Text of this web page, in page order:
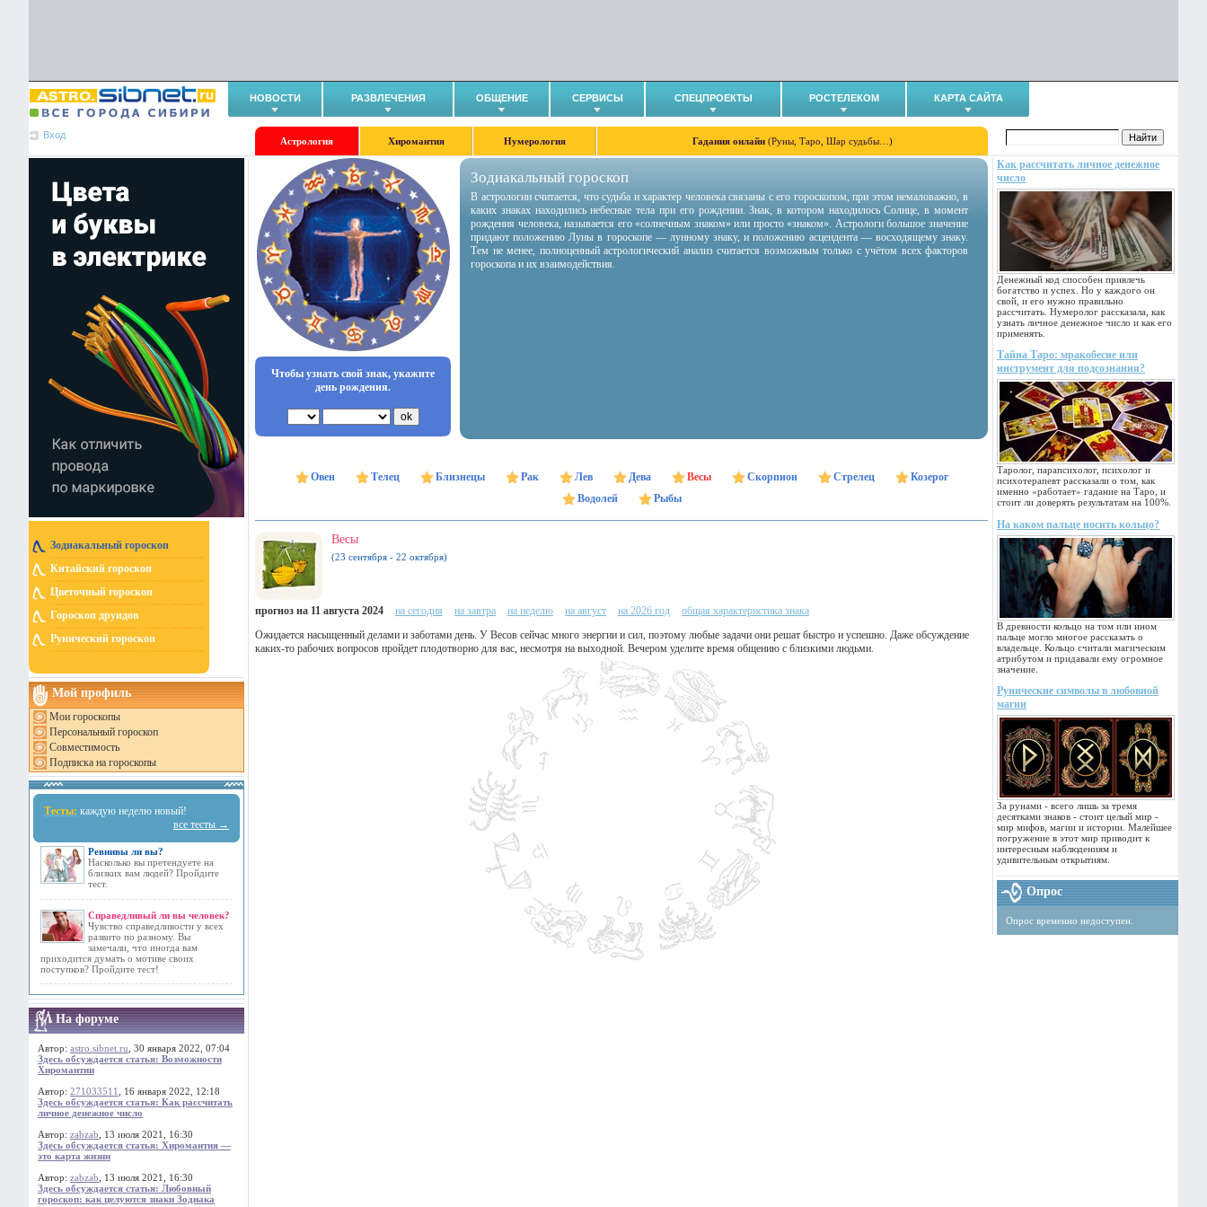
НОВОСТИ РАЗВЛЕЧЕНИЯ ОБЩЕНИЕ СЕРВИСЫ СПЕЦПРОЕКТЫ РОСТЕЛЕКОМ КАРТА САЙТА
Вход
Астрология Хиромантия Нумерология Гадания онлайн (Руны, Таро, Шар судьбы…)
Зодиакальный гороскоп
Китайский гороскоп
Цветочный гороскоп
Гороскоп друидов
Рунический гороскоп
Мой профиль
Мои гороскопы
Персональный гороскоп
Совместимость
Подписка на гороскопы
Тесты: каждую неделю новый!
все тесты →
Ревнивы ли вы?
Насколько вы претендуете на
близких вам людей? Пройдите
тест.
Справедливый ли вы человек?
Чувство справедливости у всех
развито по разному. Вы
замечали, что иногда вам
приходится думать о мотиве своих
поступков? Пройдите тест!
На форуме
Автор: astro.sibnet.ru , 30 января 2022, 07:04
Здесь обсуждается статья: Возможности
Хиромантии
Автор: 271033511
, 16 января 2022, 12:18
Здесь обсуждается статья: Как рассчитать
личное денежное число
Автор: zabzab , 13 июля 2021, 16:30
Здесь обсуждается статья: Хиромантия —
это карта жизни
Автор: zabzab , 13 июля 2021, 16:30
Здесь обсуждается статья: Любовный
гороскоп: как целуются знаки Зодиака
Как рассчитать личное денежное
число
Денежный код способен привлечь
богатство и успех. Но у каждого он
свой, и его нужно правильно
рассчитать. Нумеролог рассказала, как
узнать личное денежное число и как его
применять.
Тайна Таро: мракобесие или
инструмент для подсознания?
Таролог, парапсихолог, психолог и
психотерапевт рассказали о том, как
именно «работает» гадание на Таро, и
стоит ли доверять результатам на 100%.
На каком пальце носить кольцо?
В древности кольцо на том или ином
пальце могло многое рассказать о
владельце. Кольцо считали магическим
атрибутом и придавали ему огромное
значение.
Рунические символы в любовной
магии
За рунами - всего лишь за тремя
десятками знаков - стоит целый мир -
мир мифов, магии и истории. Малейшее
погружение в этот мир приводит к
интересным наблюдениям и
удивительным открытиям.
Опрос
Опрос временно недоступен.
Чтобы узнать свой знак, укажите
день рождения.
Зодиакальный гороскоп
В астрологии считается, что судьба и характер человека связаны с его гороскопом, при этом немаловажно, в
каких знаках находились небесные тела при его рождении. Знак, в котором находилось Солнце, в момент
рождения человека, называется его «солнечным знаком» или просто «знаком». Астрологи большое значение
придают положению Луны в гороскопе — лунному знаку, и положению асцендента — восходящему знаку.
Тем не менее, полноценный астрологический анализ считается возможным только с учётом всех факторов
гороскопа и их взаимодействия.
Овен Телец Близнецы Рак Лев Дева Весы Скорпион Стрелец
Козерог
Водолей
Рыбы
Весы
(23 сентября - 22 октября)
прогноз на 11 августа 2024 на сегодня на завтра на неделю на август на 2026 год
общая характеристика знака
Ожидается насыщенный делами и заботами день. У Весов сейчас много энергии и сил, поэтому любые задачи они решат быстро и успешно. Даже обсуждение
каких-то рабочих вопросов пройдет плодотворно для вас, несмотря на выходной. Вечером уделите время общению с близкими людьми.